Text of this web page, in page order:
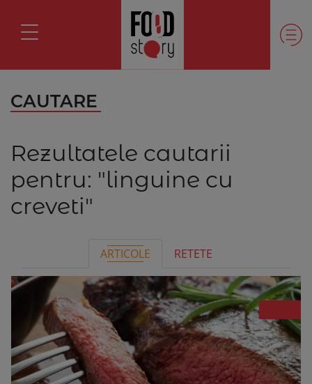
CAUTARE
Rezultatele cautarii
pentru: "linguine cu
creveti"
ARTICOLE RETETE